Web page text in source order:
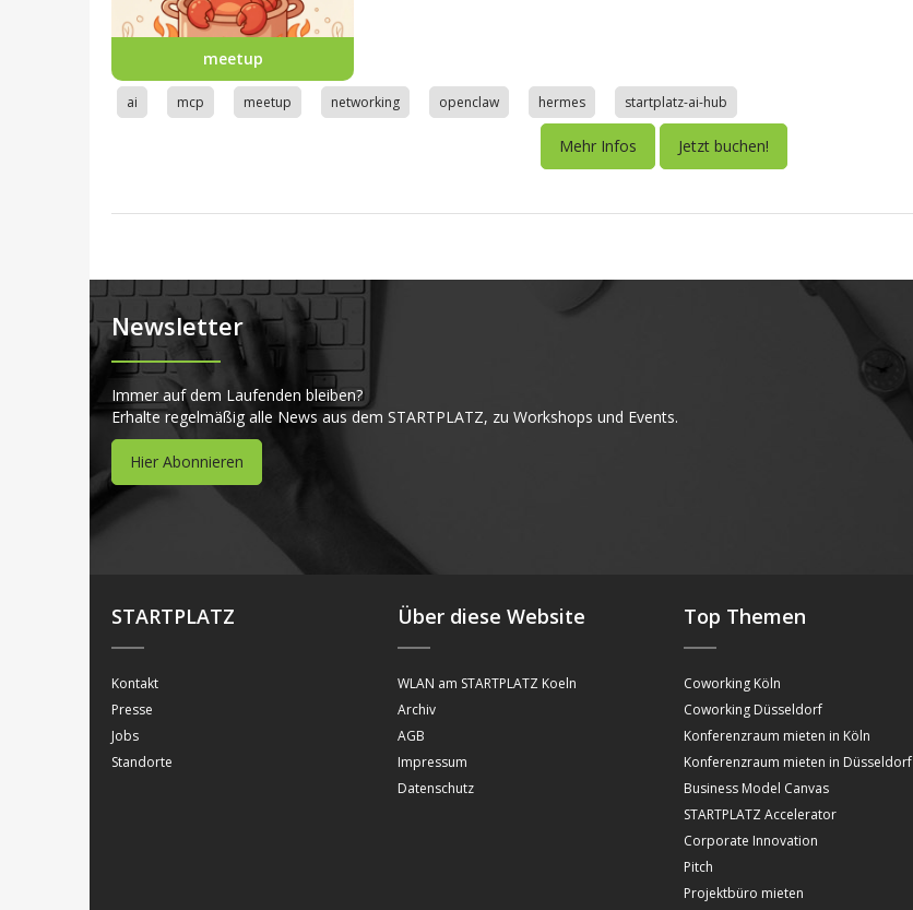
meetup
ai mcp meetup networking openclaw hermes startplatz-ai-hub
Mehr Infos Jetzt buchen!
Newsletter
Immer auf dem Laufenden bleiben?
Erhalte regelmäßig alle News aus dem STARTPLATZ, zu Workshops und Events.
Hier Abonnieren
STARTPLATZ
Kontakt
Presse
Jobs
Standorte
Über diese Website
WLAN am STARTPLATZ Koeln
Archiv
AGB
Impressum
Datenschutz
Top Themen
Coworking Köln
Coworking Düsseldorf
Konferenzraum mieten in Köln
Konferenzraum mieten in Düsseldorf
Business Model Canvas
STARTPLATZ Accelerator
Corporate Innovation
Pitch
Projektbüro mieten